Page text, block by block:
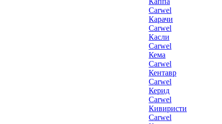
Carwel
Карачи
Carwel
Касли
Carwel
Кема
Carwel
Кентавр
Carwel
Керид
Carwel
Кивиристи
Carwel